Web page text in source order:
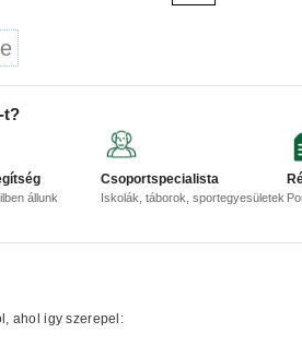
t?
állunk
Csoportspecialista
Iskolák, táborok, sportegyesületek
ahol igy szerepel: